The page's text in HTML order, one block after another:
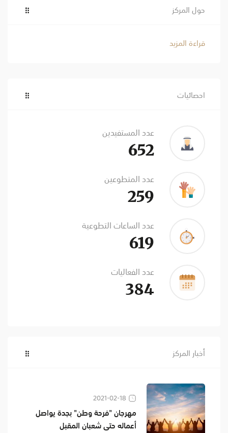
حول المركز
قراءة المزيد
احصائيات
عدد المستفيدين
652
عدد المتطوعين
259
عدد الساعات التطوعية
619
عدد الفعاليات
384
أخبار المركز
2021-02-18
مهرجان "فرحة وطن" بجدة يواصل
أعماله حتى شعبان المقبل